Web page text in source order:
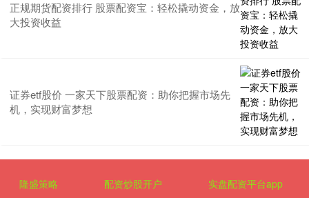
正规期货配资排行 股票配资宝：轻松撬动资金，放
大投资收益
证券etf股价 一家天下股票配资：助你把握市场先
机，实现财富梦想
隆盛策略 配资炒股开户 实盘配资平台app